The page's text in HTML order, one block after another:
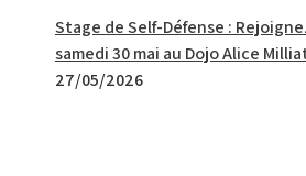
Stage de Self-Défense :
samedi 30 mai au Dojo Alice
27/05/2026